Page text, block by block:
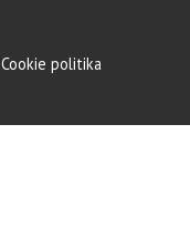
Cookie politika